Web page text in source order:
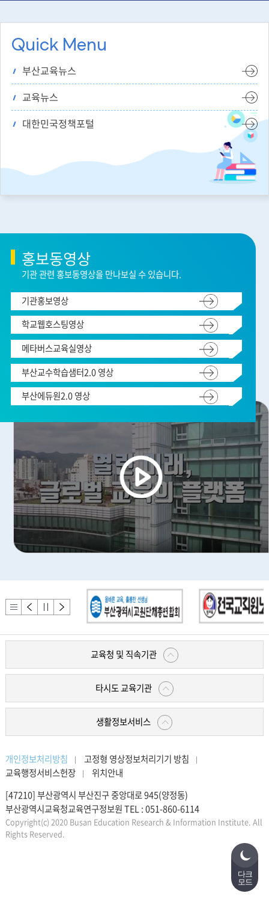
Quick Menu
부산교육뉴스
교육뉴스
대한민국정책포털
홍보동영상
기관 관련 홍보동영상을 만나보실 수 있습니다.
기관홍보영상
학교웹호스팅영상
메타버스교육실영상
부산교수학습샘터2.0 영상
부산에듀원2.0 영상
배
음
교육청 및 직속기관
타시도 교육기관
생활정보서비스
개인정보처리방침
고정형 영상정보처리기기 방침
교육행정서비스헌장
위치안내
[47210] 부산광역시 부산진구 중앙대로 945(양정동)
부산광역시교육청교육연구정보원 TEL : 051-860-6114
Copyright(c) 2020 Busan Education Research & Information Institute. All
Rights Reserved.
다크
모드